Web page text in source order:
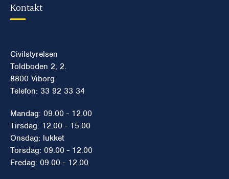
Kontakt
Civilstyrelsen
Toldboden 2, 2.
8800 Viborg
Telefon: 33 92 33 34
Mandag: 09.00 - 12.00
Tirsdag: 12.00 - 15.00
Onsdag: lukket
Torsdag: 09.00 - 12.00
Fredag: 09.00 - 12.00